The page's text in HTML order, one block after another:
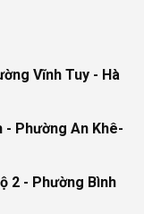
Vĩnh Tuy - Hà
- Phường An Khê-
2 - Phường Bình